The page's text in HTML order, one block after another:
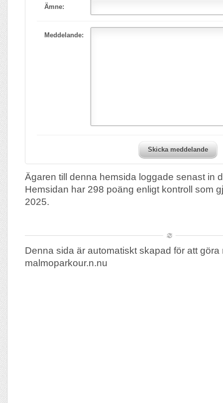
Ämne:
Meddelande:
Skicka meddelande
Ägaren till denna hemsida loggade senast in
Hemsidan har 298 poäng enligt kontroll som
2025.
Denna sida är automatiskt skapad för att göra
malmoparkour.n.nu